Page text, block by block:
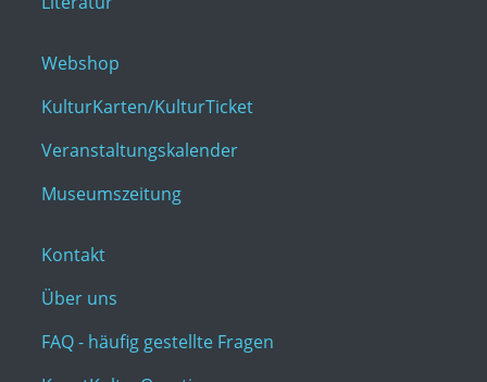
KulturKarten/KulturTicket
Veranstaltungskalender
Museumszeitung
Über uns
FAQ - häufig gestellte Fragen
KunstKulturQuartier